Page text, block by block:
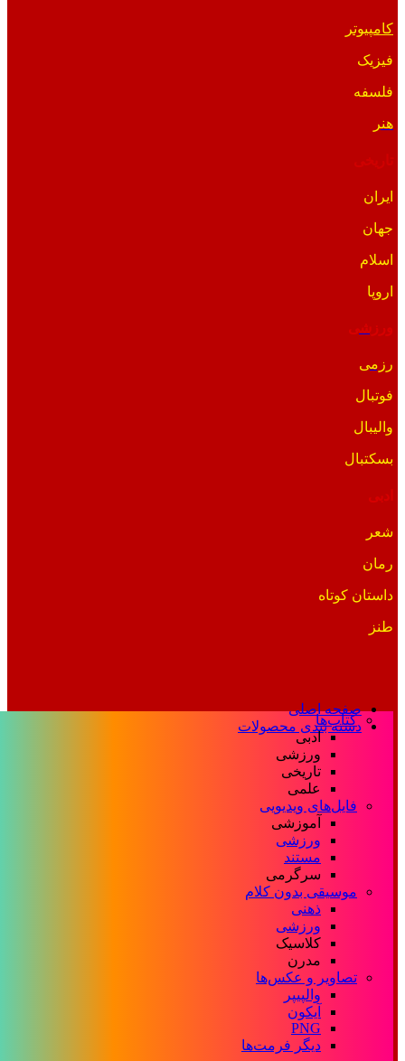
کامپیوتر
فیزیک
فلسفه
هنر
ایران
جهان
اسلام
اروپا
ورزشی
رزمی
فوتبال
والیبال
بسکتبال
ادبی
شعر
رمان
داستان کوتاه
طنز
صفحه اصلی
دسته بندی محصولات
کتاب‌ها
ادبی
ورزشی
تاریخی
علمی
فایل‌های ویدیویی
آموزشی
ورزشی
مستند
سرگرمی
موسیقی بدون کلام
ذهنی
ورزشی
کلاسیک
مدرن
تصاویر و عکس‌ها
والپیپر
آیکون
PNG
دیگر فرمت‌ها